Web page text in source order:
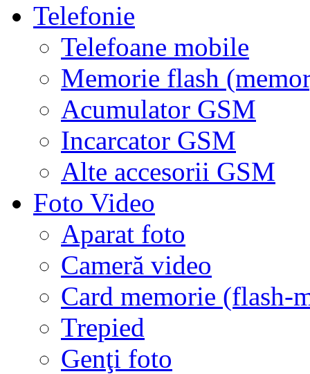
Telefonie
Telefoane mobile
Memorie flash
Acumulator GSM
Incarcator GSM
Alte accesorii GSM
Foto Video
Aparat foto
Cameră video
Card memorie (flash-
Trepied
Genţi foto